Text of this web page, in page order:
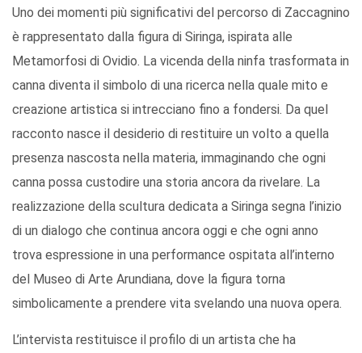
Uno dei momenti più significativi del percorso di Zaccagnino
è rappresentato dalla figura di Siringa, ispirata alle
Metamorfosi di Ovidio. La vicenda della ninfa trasformata in
canna diventa il simbolo di una ricerca nella quale mito e
creazione artistica si intrecciano fino a fondersi. Da quel
racconto nasce il desiderio di restituire un volto a quella
presenza nascosta nella materia, immaginando che ogni
canna possa custodire una storia ancora da rivelare. La
realizzazione della scultura dedicata a Siringa segna l’inizio
di un dialogo che continua ancora oggi e che ogni anno
trova espressione in una performance ospitata all’interno
del Museo di Arte Arundiana, dove la figura torna
simbolicamente a prendere vita svelando una nuova opera.
L’intervista restituisce il profilo di un artista che ha